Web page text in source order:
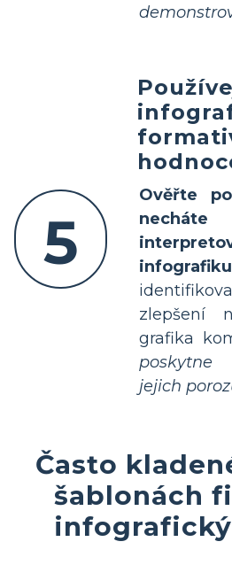
5
Ověřte
zlepšení
grafika
jejich
Často
šablonách